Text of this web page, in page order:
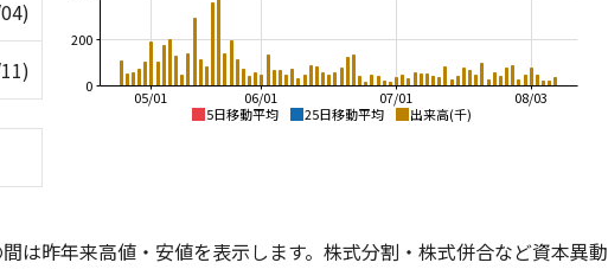
5日移動平均 25日移動平均 出来高(千)
08/03
07/01
06/01
05/01
0
200
300
300
は昨年来高値・安値を表示します。株式分割・株式併合など資本異動